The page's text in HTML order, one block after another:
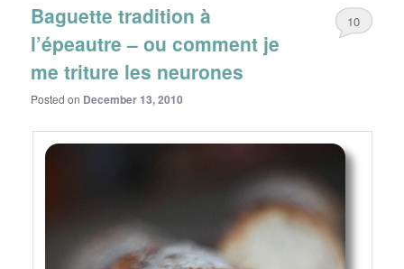
Baguette tradition à
l’épeautre – ou comment je
me triture les neurones
Posted on December 13, 2010
10